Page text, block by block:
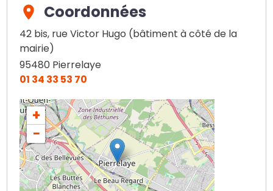
Coordonnées
42 bis, rue Victor Hugo (bâtiment à côté de la
mairie)
95480 Pierrelaye
01 34 33 53 70
+
−